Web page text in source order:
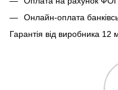
Онлайн-оплата
Гарантія від виробника 12